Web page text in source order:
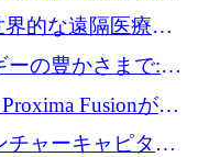
界的な遠隔医療プ
めに 100 万ユー
ーの豊かさまで:
ッパの AI の未来
Fusionが4
EuropeはVCの
チャーキャピタル